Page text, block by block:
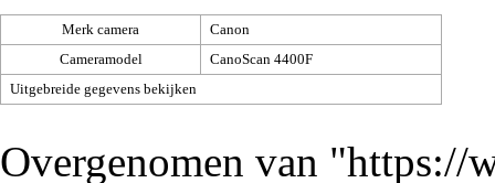
Merk camera
Canon
Cameramodel
CanoScan 4400F
Uitgebreide gegevens bekijken
Overgenomen van "https://